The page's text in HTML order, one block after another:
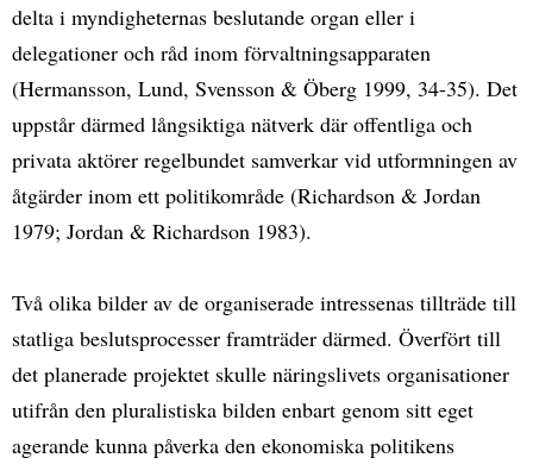
delta i myndigheternas beslutande organ eller i
delegationer och råd inom förvaltningsapparaten
(Hermansson, Lund, Svensson & Öberg 1999, 34-35). Det
uppstår därmed långsiktiga nätverk där offentliga och
privata aktörer regelbundet samverkar vid utformningen av
åtgärder inom ett politikområde (Richardson & Jordan
1979; Jordan & Richardson 1983).
Två olika bilder av de organiserade intressenas tillträde till
statliga beslutsprocesser framträder därmed. Överfört till
det planerade projektet skulle näringslivets organisationer
utifrån den pluralistiska bilden enbart genom sitt eget
agerande kunna påverka den ekonomiska politikens